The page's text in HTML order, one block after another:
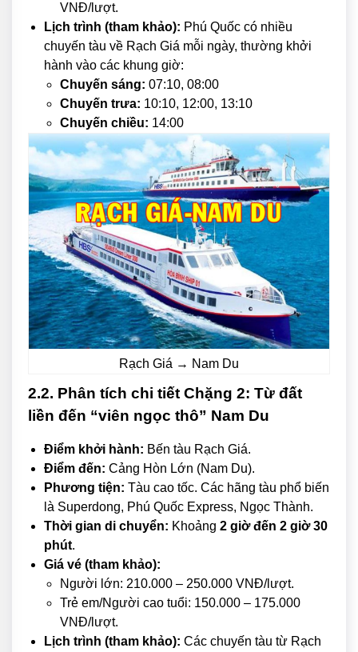
VNĐ/lượt.
Lịch trình (tham khảo): Phú Quốc có nhiều
chuyến tàu về Rạch Giá mỗi ngày, thường khởi
hành vào các khung giờ:
Chuyến sáng: 07:10, 08:00
Chuyến trưa: 10:10, 12:00, 13:10
Chuyến chiều: 14:00
Rạch Giá → Nam Du
2.2. Phân tích chi tiết Chặng 2: Từ đất
liền đến “viên ngọc thô” Nam Du
Điểm khởi hành: Bến tàu Rạch Giá.
Điểm đến: Cảng Hòn Lớn (Nam Du).
Phương tiện: Tàu cao tốc. Các hãng tàu phổ biến
là Superdong, Phú Quốc Express, Ngọc Thành.
Thời gian di chuyển: Khoảng 2 giờ đến 2 giờ 30
phút.
Giá vé (tham khảo):
Người lớn: 210.000 – 250.000 VNĐ/lượt.
Trẻ em/Người cao tuổi: 150.000 – 175.000
VNĐ/lượt.
Lịch trình (tham khảo): Các chuyến tàu từ Rạch